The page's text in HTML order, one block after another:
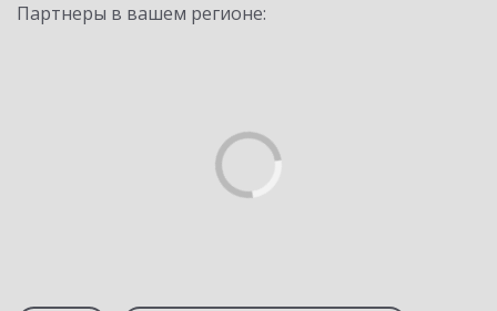
Партнеры в вашем регионе: